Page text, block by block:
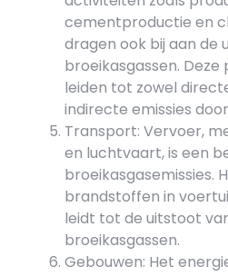
cementproductie en
dragen ook bij aan de
broeikasgassen.
leiden tot zowel
indirecte emissies
Transport: Vervoer,
en luchtvaart, is een
broeikasgasemissies.
brandstoffen in
leidt tot de uitstoot
broeikasgassen.
Gebouwen: Het